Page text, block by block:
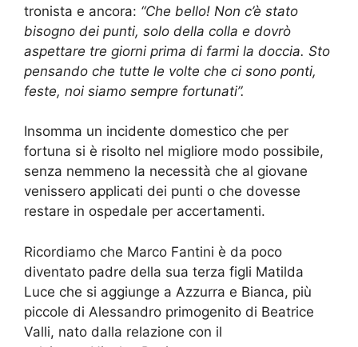
tronista e ancora: “Che bello! Non c’è stato
bisogno dei punti, solo della colla e dovrò
aspettare tre giorni prima di farmi la doccia. Sto
pensando che tutte le volte che ci sono ponti,
feste, noi siamo sempre fortunati”.
Insomma un incidente domestico che per
fortuna si è risolto nel migliore modo possibile,
senza nemmeno la necessità che al giovane
venissero applicati dei punti o che dovesse
restare in ospedale per accertamenti.
Ricordiamo che Marco Fantini è da poco
diventato padre della sua terza figli Matilda
Luce che si aggiunge a Azzurra e Bianca, più
piccole di Alessandro primogenito di Beatrice
Valli, nato dalla relazione con il